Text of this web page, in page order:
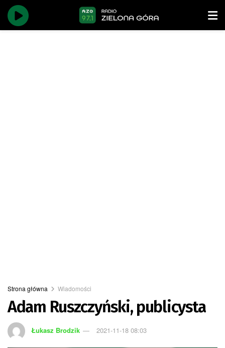
Strona główna Wiadomości
Adam Ruszczyński, publicysta
Łukasz Brodzik 2021-11-18 08:03